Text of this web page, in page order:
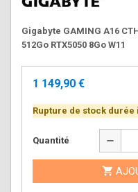
Gigabyte GAMING A16
512Go RTX5050 8Go W11
1 149,90 €
Rupture de stock
Quantité remove
